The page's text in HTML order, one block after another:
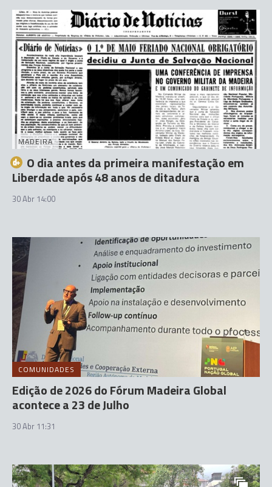
MADEIRA
O dia antes da primeira manifestação em
Liberdade após 48 anos de ditadura
30 Abr 14:00
COMUNIDADES
Edição de 2026 do Fórum Madeira Global
acontece a 23 de Julho
30 Abr 11:31